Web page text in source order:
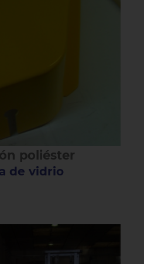
poliéster
de vidrio